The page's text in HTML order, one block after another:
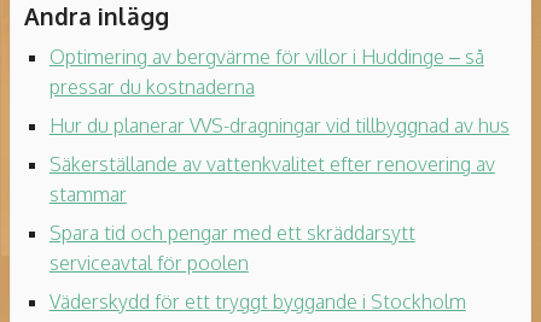
Andra inlägg
Optimering av bergvärme för villor i Huddinge – så
pressar du kostnaderna
Hur du planerar VVS-dragningar vid tillbyggnad av hus
Säkerställande av vattenkvalitet efter renovering av
stammar
Spara tid och pengar med ett skräddarsytt
serviceavtal för poolen
Väderskydd för ett tryggt byggande i Stockholm